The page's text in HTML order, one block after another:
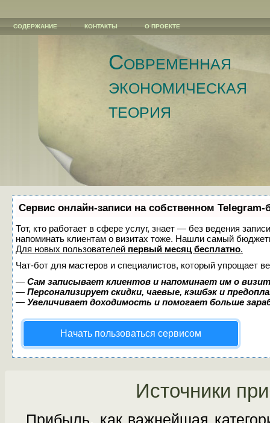
СОДЕРЖАНИЕ КОНТАКТЫ О ПРОЕКТЕ
Современная
экономическая
теория
Сервис онлайн-записи на собственном Telegram-
Тот, кто работает в сфере услуг, знает — без ведения
напоминать клиентам о визитах тоже. Нашли самый
Для новых пользователей первый месяц бесплатно.
Чат-бот для мастеров и специалистов, который упрощает
— Сам записывает клиентов и напоминает им о
— Персонализирует скидки, чаевые, кэшбэк и
— Увеличивает доходимость и помогает больше
Начать пользоваться сервисом
Источники
Прибыль, как важнейшая